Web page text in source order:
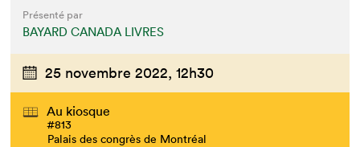
Présenté par
BAYARD CANADA LIVRES
25 novembre 2022, 12h30
Au kiosque
#813
Palais des congrès de Montréal